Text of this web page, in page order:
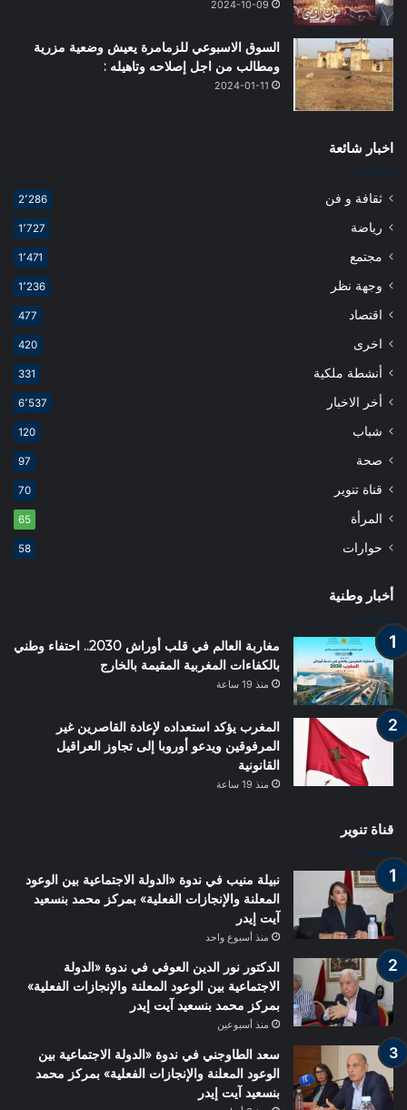
2024-10-09
السوق الاسبوعي للزمامرة يعيش وضعية مزرية
ومطالب من اجل إصلاحه وتاهيله :
2024-01-11
اخبار شائعة
ثقافة و فن 2٬286
رياضة 1٬727
مجتمع 1٬471
وجهة نظر 1٬236
اقتصاد 477
اخرى 420
أنشطة ملكية 331
أخر الاخبار 6٬537
شباب 120
صحة 97
قناة تنوير 70
المرأة 65
حوارات 58
أخبار وطنية
مغاربة العالم في قلب أوراش 2030.. احتفاء وطني
بالكفاءات المغربية المقيمة بالخارج
منذ 19 ساعة
المغرب يؤكد استعداده لإعادة القاصرين غير
المرفوقين ويدعو أوروبا إلى تجاوز العراقيل
القانونية
منذ 19 ساعة
قناة تنوير
نبيلة منيب في ندوة «الدولة الاجتماعية بين الوعود
المعلنة والإنجازات الفعلية» بمركز محمد بنسعيد
آيت إيدر
منذ أسبوع واحد
الدكتور نور الدين العوفي في ندوة «الدولة
الاجتماعية بين الوعود المعلنة والإنجازات الفعلية»
بمركز محمد بنسعيد آيت إيدر
منذ أسبوعين
سعد الطاوجني في ندوة «الدولة الاجتماعية بين
الوعود المعلنة والإنجازات الفعلية» بمركز محمد
بنسعيد آيت إيدر